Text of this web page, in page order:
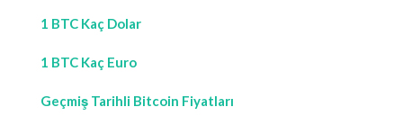
1 BTC Kaç Dolar
1 BTC Kaç Euro
Geçmiş Tarihli Bitcoin Fiyatları